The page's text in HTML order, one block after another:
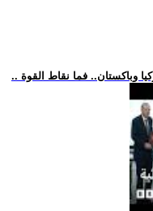
وباكستان.. فما نقاط القوة